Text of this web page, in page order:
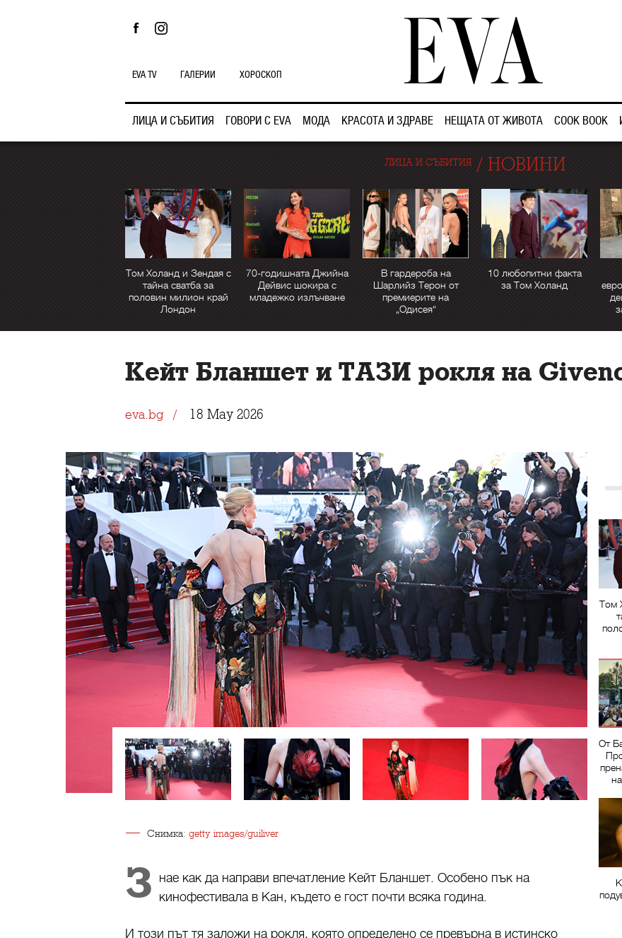
ЛИЦА И СЪБИТИЯ ГОВОРИ С EVA МОДА КРАСОТА И ЗДРАВЕ НЕЩАТА ОТ ЖИВОТА COOK BOOK
EVA TV ГАЛЕРИИ ХОРОСКОП
ЛИЦА И СЪБИТИЯ/ НОВИНИ
Том Холанд и Зендая с
тайна сватба за
половин милион край
Лондон
70-годишната Джийна
Дейвис шокира с
младежко излъчване
В гардероба на
Шарлийз Терон от
премиерите на
„Одисея“
10 любопитни факта
за Том Холанд
Кейт Бланшет и ТАЗИ рокля на
eva.bg 18 May 2026
Снимка: getty images/guiliver
З нае как да направи впечатление Кейт Бланшет. Особено пък на
кинофестивала в Кан, където е гост почти всяка година.
И този път тя заложи на рокля, която определено се превърна в истинско
Том
От